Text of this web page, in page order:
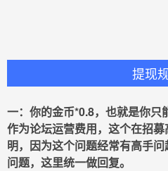
提现
一：你的金币*0.8，也就是你
作为论坛运营费用，这个在招
明，因为这个问题经常有高手
问题，这里统一做回复。